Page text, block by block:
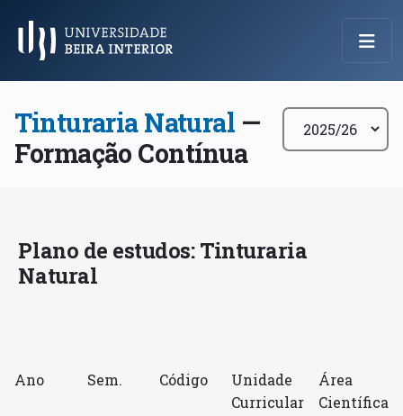
Menu Principal
Tinturaria Natural —
Formação Contínua
Plano de estudos: Tinturaria
Natural
Ano Sem. Código
Unidade
Curricular
Área
Científica